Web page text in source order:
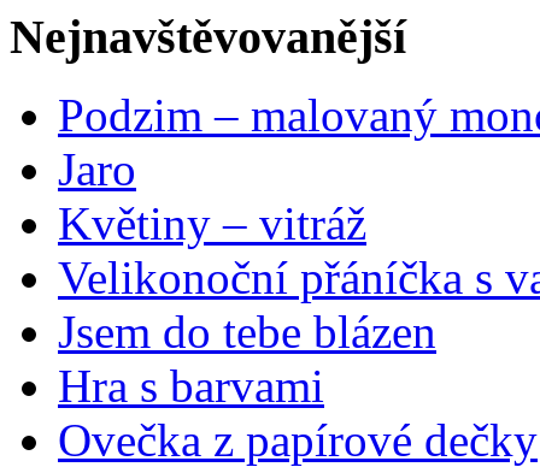
Nejnavštěvovanější
Podzim – malovaný
Jaro
Květiny – vitráž
Velikonoční přáníčka s
Jsem do tebe blázen
Hra s barvami
Ovečka z papírové dečky